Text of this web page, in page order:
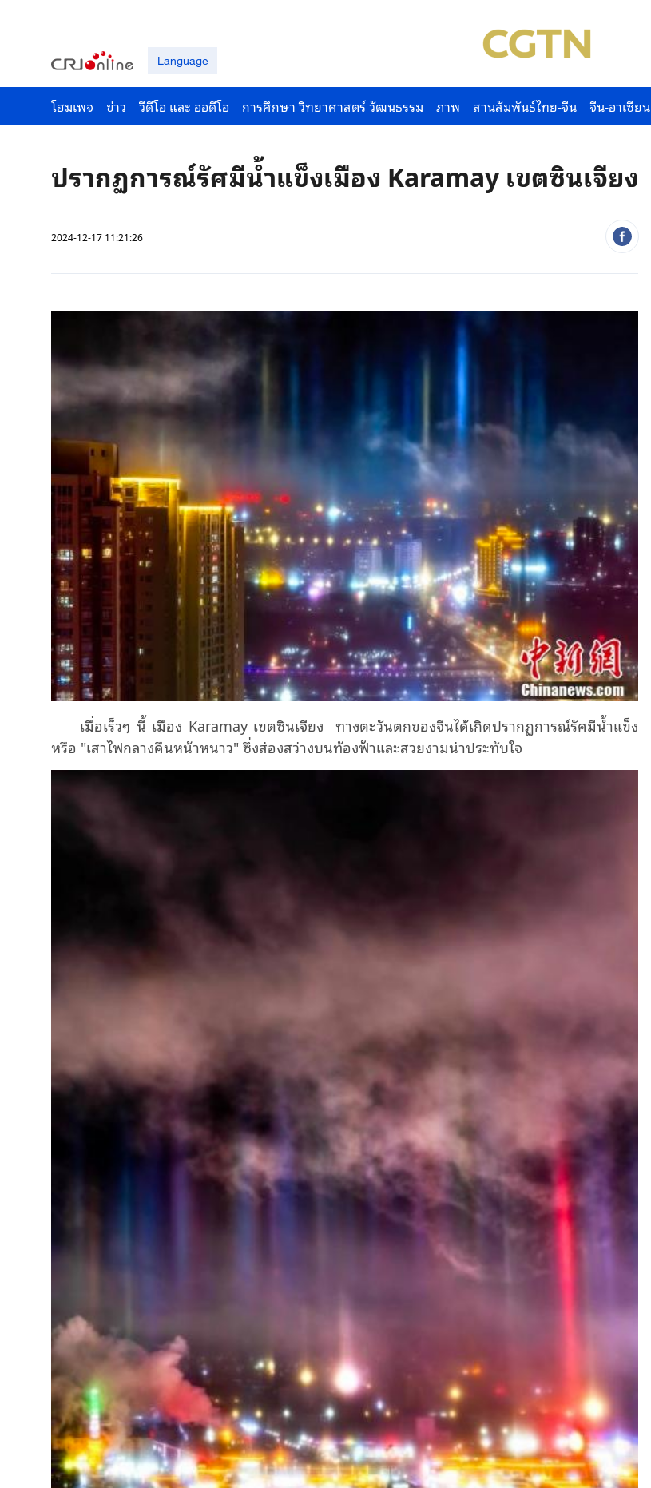
Language
โฮมเพจ ข่าว วีดีโอ และ ออดีโอ การศึกษา วิทยาศาสตร์ วัฒนธรรม ภาพ สานสัมพันธ์ไทย-จีน จีน-อาเซียน
ปรากฏการณ์รัศมีน้ำแข็งเมือง Karamay เขตซินเจียง
2024-12-17 11:21:26
เมื่อเร็วๆ นี้ เมือง Karamay เขตซินเจียง ทางตะวันตกของจีนได้เกิดปรากฏการณ์รัศมีน้ำแข็ง
หรือ "เสาไฟกลางคืนหน้าหนาว" ซึ่งส่องสว่างบนท้องฟ้าและสวยงามน่าประทับใจ